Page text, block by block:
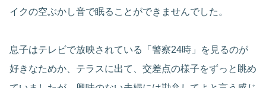
イクの空ぶかし音で眠ることができませんでした。
息子はテレビで放映されている「警察24時」を見るのが
好きなためか、テラスに出て、交差点の様子をずっと眺め